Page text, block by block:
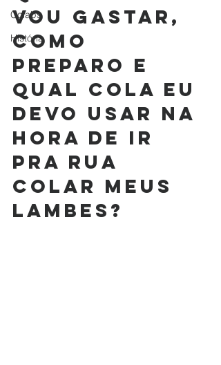
Colabs
História
vou gastar,
como
preparo e
qual cola eu
devo usar na
hora de ir
pra rua
colar meus
lambes?